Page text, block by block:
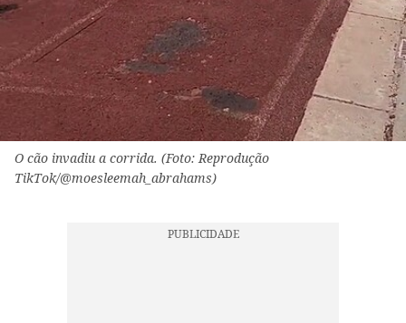
O cão invadiu a corrida. (Foto: Reprodução
TikTok/@moesleemah_abrahams)